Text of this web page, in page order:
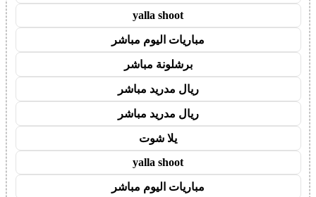
yalla shoot
مباريات اليوم مباشر
برشلونة مباشر
ريال مدريد مباشر
ريال مدريد مباشر
يلا شوت
yalla shoot
مباريات اليوم مباشر